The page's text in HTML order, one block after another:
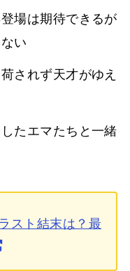
場は期待できるが
い
されず天才がゆえ
たエマたちと一緒
スト結末は？最